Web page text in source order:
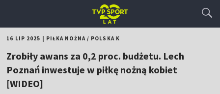
16 LIP 2025 PIŁKA NOŻNA/ POLSKA K
Zrobiły awans za 0,2 proc. budżetu. Lech
Poznań inwestuje w piłkę nożną kobiet
[WIDEO]